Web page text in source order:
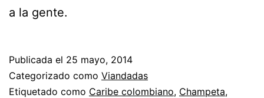
a la gente.
Publicada el 25 mayo, 2014
Categorizado como Viandadas
Etiquetado como Caribe colombiano, Champeta,